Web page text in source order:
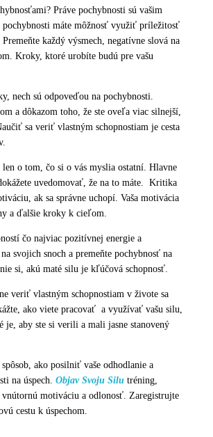
Práve pochybnosti sú vašim
máte môžnosť využiť príležitosť
každý výsmech, negatívne slová na
Kroky, ktoré urobíte budú pre vašu
nech sú odpoveďou na pochybnosti.
a dôkazom toho, že ste oveľa viac silnejší,
sa veriť vlastným schopnostiam je cesta
len o tom, čo si o vás myslia ostatní. Hlavne
uvedomovať, že na to máte. Kritika
ak sa správne uchopí. Vaša motivácia
a ďalšie kroky k cieľom.
čo najviac pozitívnej energie a
svojich snoch a premeňte pochybnosť na
si, akú maté silu je kľúčová schopnosť.
veriť vlastným schopnostiam v živote sa
ako viete pracovať a využívať vašu silu,
je, aby ste si verili a mali jasne stanovený
ako posilniť vaše odhodlanie a
na úspech. Objav Svoju Silu tréning,
motiváciu a odlonosť. Zaregistrujte
cestu k úspechom.